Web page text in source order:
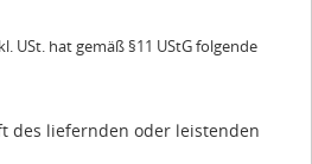
USt. hat gemäß §11 UStG folgende
des liefernden oder leistenden